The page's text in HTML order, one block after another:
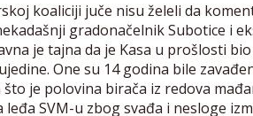
koaliciji juče nisu želeli da
gradonačelnik Subotice i
je tajna da je Kasa u prošlosti
One su 14 godina bile
što je polovina birača iz redova
leđa SVM-u zbog svađa i nesloge